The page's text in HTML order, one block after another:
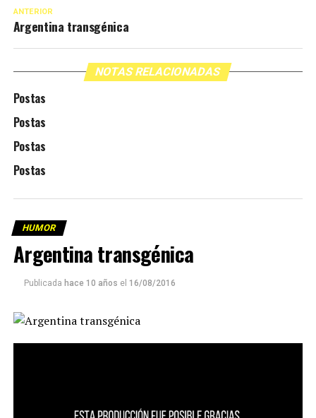
ANTERIOR
Argentina transgénica
NOTAS RELACIONADAS
Postas
Postas
Postas
Postas
HUMOR
Argentina transgénica
Publicada hace 10 años el 16/08/2016